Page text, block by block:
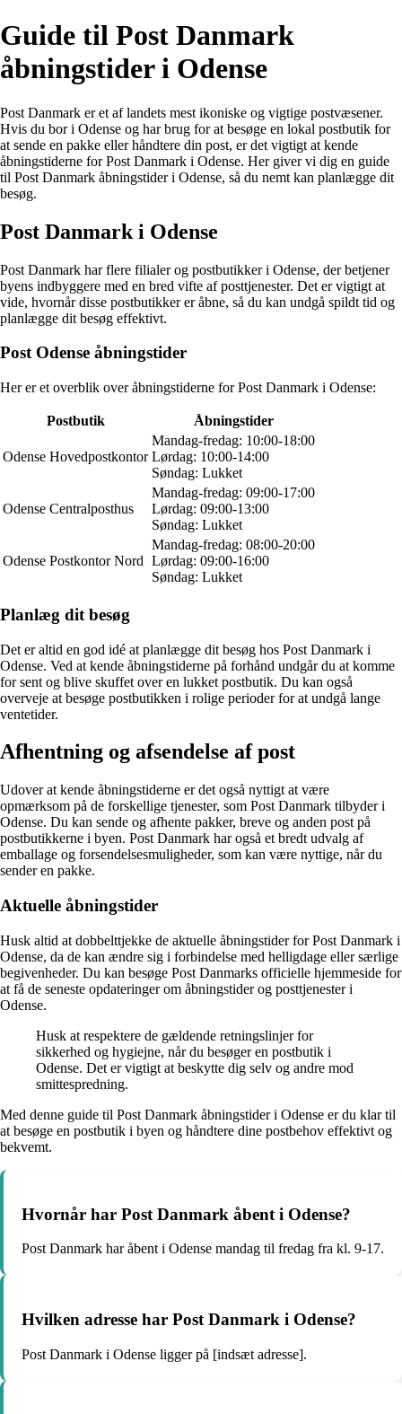
Guide til Post Danmark
åbningstider i Odense
Post Danmark er et af landets mest ikoniske og vigtige postvæsener.
Hvis du bor i Odense og har brug for at besøge en lokal postbutik for
at sende en pakke eller håndtere din post, er det vigtigt at kende
åbningstiderne for Post Danmark i Odense. Her giver vi dig en guide
til Post Danmark åbningstider i Odense, så du nemt kan planlægge dit
besøg.
Post Danmark i Odense
Post Danmark har flere filialer og postbutikker i Odense, der betjener
byens indbyggere med en bred vifte af posttjenester. Det er vigtigt at
vide, hvornår disse postbutikker er åbne, så du kan undgå spildt tid og
planlægge dit besøg effektivt.
Post Odense åbningstider
Her er et overblik over åbningstiderne for Post Danmark i Odense:
Postbutik Åbningstider
Odense Hovedpostkontor
Mandag-fredag: 10:00-18:00
Lørdag: 10:00-14:00
Søndag: Lukket
Odense Centralposthus
Mandag-fredag: 09:00-17:00
Lørdag: 09:00-13:00
Søndag: Lukket
Odense Postkontor Nord
Mandag-fredag: 08:00-20:00
Lørdag: 09:00-16:00
Søndag: Lukket
Planlæg dit besøg
Det er altid en god idé at planlægge dit besøg hos Post Danmark i
Odense. Ved at kende åbningstiderne på forhånd undgår du at komme
for sent og blive skuffet over en lukket postbutik. Du kan også
overveje at besøge postbutikken i rolige perioder for at undgå lange
ventetider.
Afhentning og afsendelse af post
Udover at kende åbningstiderne er det også nyttigt at være
opmærksom på de forskellige tjenester, som Post Danmark tilbyder i
Odense. Du kan sende og afhente pakker, breve og anden post på
postbutikkerne i byen. Post Danmark har også et bredt udvalg af
emballage og forsendelsesmuligheder, som kan være nyttige, når du
sender en pakke.
Aktuelle åbningstider
Husk altid at dobbelttjekke de aktuelle åbningstider for Post Danmark i
Odense, da de kan ændre sig i forbindelse med helligdage eller særlige
begivenheder. Du kan besøge Post Danmarks officielle hjemmeside for
at få de seneste opdateringer om åbningstider og posttjenester i
Odense.
Husk at respektere de gældende retningslinjer for
sikkerhed og hygiejne, når du besøger en postbutik i
Odense. Det er vigtigt at beskytte dig selv og andre mod
smittespredning.
Med denne guide til Post Danmark åbningstider i Odense er du klar til
at besøge en postbutik i byen og håndtere dine postbehov effektivt og
bekvemt.
Hvornår har Post Danmark åbent i Odense?
Post Danmark har åbent i Odense mandag til fredag fra kl. 9-17.
Hvilken adresse har Post Danmark i Odense?
Post Danmark i Odense ligger på [indsæt adresse].